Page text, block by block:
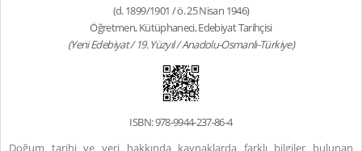
(d. 1899/1901 / ö. 25 Nisan 1946)
Öğretmen, Kütüphaneci, Edebiyat Tarihçisi
(Yeni Edebiyat / 19. Yüzyıl / Anadolu-Osmanlı-Türkiye)
ISBN: 978-9944-237-86-4
Doğum tarihi ve yeri hakkında kaynaklarda farklı bilgiler bulunan